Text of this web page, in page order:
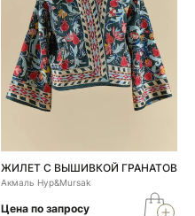
ЖИЛЕТ С ВЫШИВКОЙ ГРАНАТОВ
Акмаль Нур&Mursak
Цена по запросу